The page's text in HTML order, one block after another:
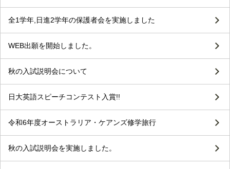
全1学年,日進2学年の保護者会を実施しました
WEB出願を開始しました。
秋の入試説明会について
日大英語スピーチコンテスト入賞!!
令和6年度オーストラリア・ケアンズ修学旅行
秋の入試説明会を実施しました。